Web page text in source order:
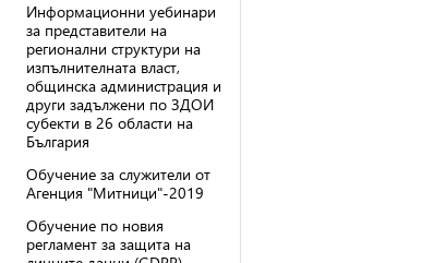
Информационни уебинари
за представители на
регионални структури на
изпълнителната власт,
общинска администрация и
други задължени по ЗДОИ
субекти в 26 области на
България
Обучение за служители от
Агенция "Митници"-2019
Обучение по новия
регламент за защита на